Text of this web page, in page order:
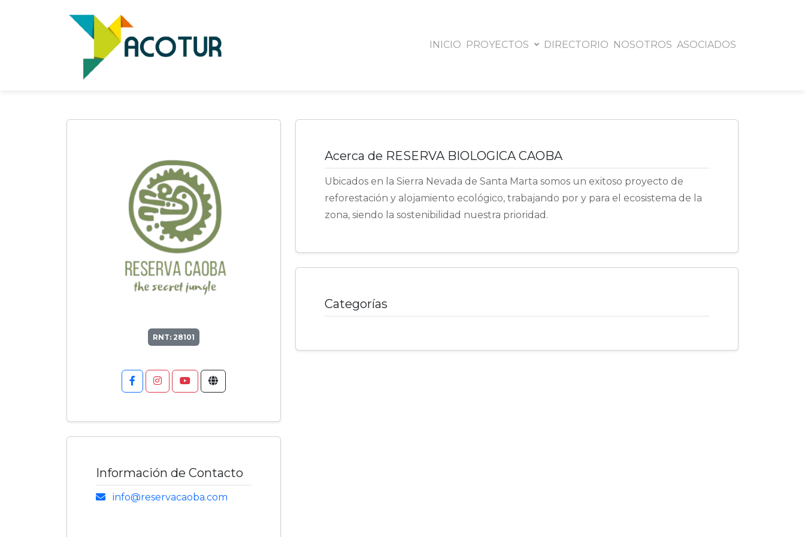
INICIO PROYECTOS DIRECTORIO NOSOTROS ASOCIADOS
RESERVA BIOLOGICA CAOBA
RNT: 28101
Información de Contacto
info@reservacaoba.com
Acerca de RESERVA BIOLOGICA CAOBA
Ubicados en la Sierra Nevada de Santa Marta somos un exitoso proyecto de
reforestación y alojamiento ecológico, trabajando por y para el ecosistema de la
zona, siendo la sostenibilidad nuestra prioridad.
Categorías